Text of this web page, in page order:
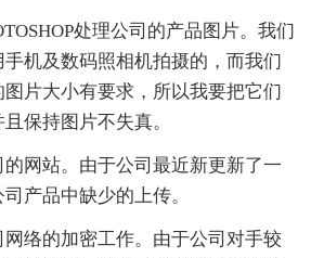
处理公司的产品图片。我们
机及数码照相机拍摄的，而我们
片大小有要求，所以我要把它们
保持图片不失真。
网站。由于公司最近新更新了一
产品中缺少的上传。
络的加密工作。由于公司对手较